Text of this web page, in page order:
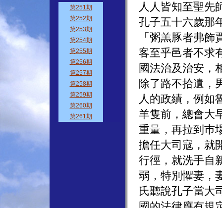
人人皆知至聖先
孔子五十六歲那
「粥羔豚者弗
客至乎邑者不求
國法治及治安，
除了路不拾遺，
人的政績，例如
羊隻前，總會大
重量，再拉到巿
擔任大司寇，就
行徑，就洗手自
弱，特別懼妻，
氏聽說孔子當大